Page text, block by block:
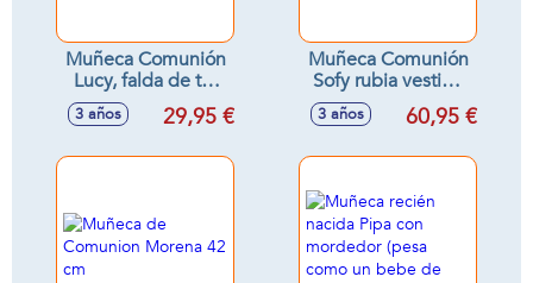
Muñeca Comunión
Lucy, falda de tul
rosa 22cm
3 años 29,95 €
Muñeca Comunión
Sofy rubia vestido
plumeti blanco
43cm
3 años 60,95 €